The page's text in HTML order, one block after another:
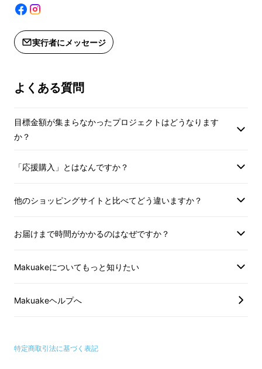
面倒な取付けは不要で、ホルダーの切り込みに
傘の枝をはめるだけで、突然の雨でもワンタッ
製造工程上の都合等により出荷時期が
実行者にメッセージ
よくある質問
目標金額が集まらなかったプロジェクトはどうなります
か？
「応援購入」とはなんですか？
他のショッピングサイトと比べてどう違いますか？
お届けまで時間がかかるのはなぜですか？
Makuakeについてもっと知りたい
Makuakeヘルプへ
特定商取引法に基づく表記